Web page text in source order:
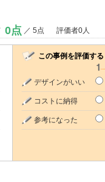
0点 ／ 5点 評価者0人
この事例を評価する
デザインがいい
コストに納得
参考になった